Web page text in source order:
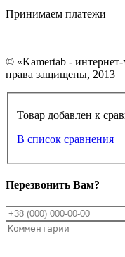
Принимаем платежи
© «Kamertab -
права защищены, 2013
Товар добавлен к
В список сравнения
Перезвонить Вам?